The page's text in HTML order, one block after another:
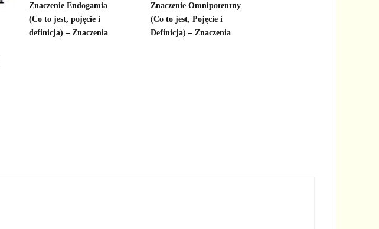
Znaczenie Endogamia
(Co to jest, pojęcie i
definicja) – Znaczenia
Znaczenie Omnipotentny
(Co to jest, Pojęcie i
Definicja) – Znaczenia